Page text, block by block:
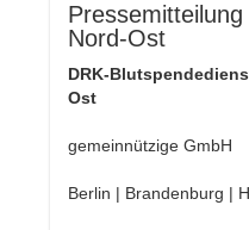
Nord-Ost
DRK-
gemeinnützige GmbH
Berlin | Brandenburg |